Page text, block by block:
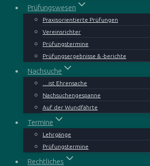
Prüfungswesen
Praxisorientierte Prüfungen
Vereinsrichter
Prüfungstermine
Prüfungsergebnisse & -berichte
Nachsuche
…ist Ehrensache
Nachsuchengespanne
Auf der Wundfährte
Termine
Lehrgänge
Prüfungstermine
Rechtliches